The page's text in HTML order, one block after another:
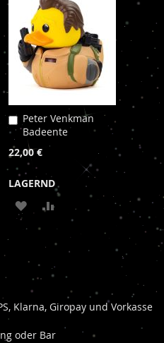
HINZUFÜGEN
HINZUFÜGEN
Peter Venkman
Badeente
22,00 €
LAGERND
In
den
Warenkorb
ZUR
WUNSCHLISTE
HINZUFÜGEN
ZUR
VERGLEICHSLISTE
HINZUFÜGEN
Klarna, Giropay und Vorkasse
oder Bar